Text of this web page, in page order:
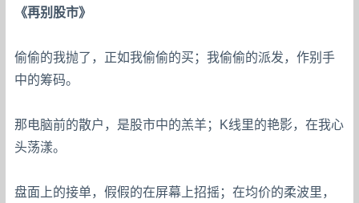
《再别股市》
偷偷的我抛了，正如我偷偷的买；我偷偷的派发，作别手
中的筹码。
那电脑前的散户，是股市中的羔羊；K线里的艳影，在我心
头荡漾。
盘面上的接单，假假的在屏幕上招摇；在均价的柔波里，